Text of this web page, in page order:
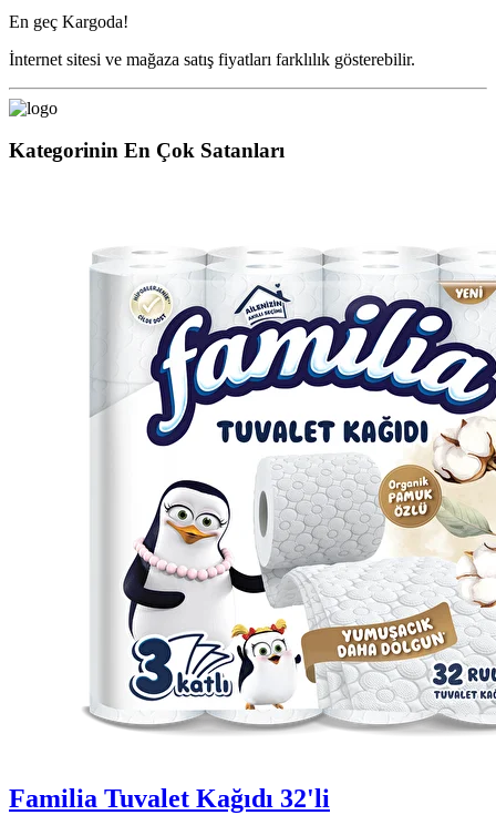
En geç Kargoda!
İnternet sitesi ve mağaza satış fiyatları farklılık gösterebilir.
Kategorinin En Çok Satanları
Familia Tuvalet Kağıdı 32'li